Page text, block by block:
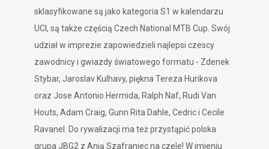
sklasyfikowane są jako kategoria S1 w kalendarzu
UCI, są także częścią Czech National MTB Cup. Swój
udział w imprezie zapowiedzieli najlepsi czescy
zawodnicy i gwiazdy światowego formatu - Zdenek
Stybar, Jaroslav Kulhavy, piękna Tereza Hurikova
oraz Jose Antonio Hermida, Ralph Naf, Rudi Van
Houts, Adam Craig, Gunn Rita Dahle, Cedric i Cecile
Ravanel. Do rywalizacji ma też przystąpić polska
grupa JBG2 z Anią Szafraniec na czele! W imieniu